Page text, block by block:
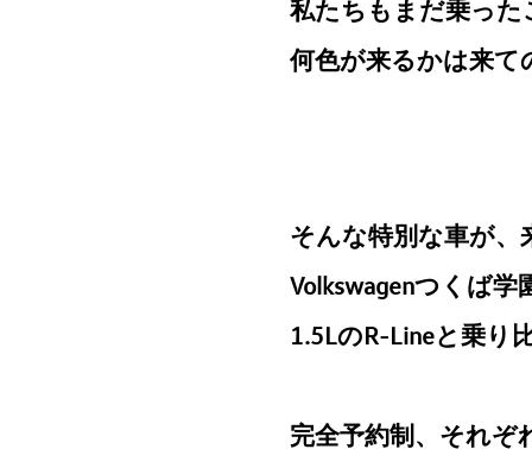
私たちもまだ乗っ
何色が来るかは来て
そんな特別な車が、
Volkswagenつくば
1.5LのR-Lineと乗り
完全予約制、それぞ